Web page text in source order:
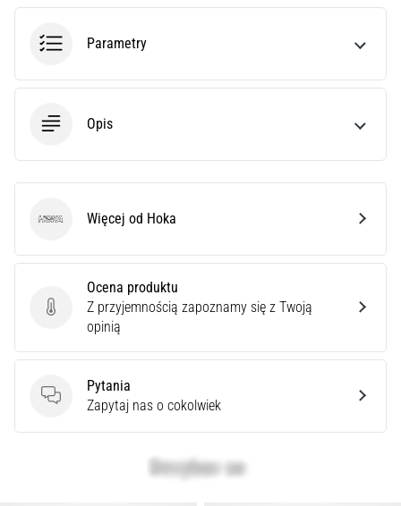
problem…
wszystkie
Parametry
Opis
Ocena produktu
Ocena produktu
Z przyjemnością zapoznamy się z Twoją
opinią
Pytania
Pytania
Zapytaj nas o cokolwiek
Hoka Więcej od Hoka